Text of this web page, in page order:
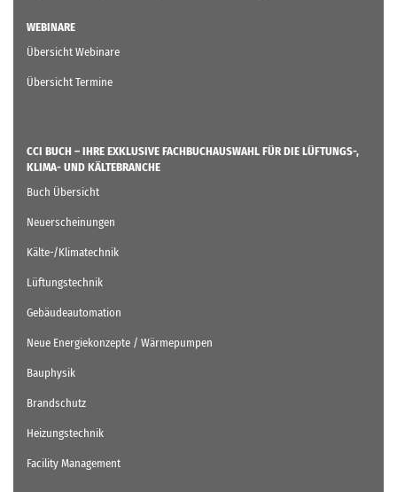
WEBINARE
Übersicht Webinare
Übersicht Termine
CCI BUCH – IHRE EXKLUSIVE FACHBUCHAUSWAHL FÜR DIE LÜFTUNGS-,
KLIMA- UND KÄLTEBRANCHE
Buch Übersicht
Neuerscheinungen
Kälte-/Klimatechnik
Lüftungstechnik
Gebäudeautomation
Neue Energiekonzepte / Wärmepumpen
Bauphysik
Brandschutz
Heizungstechnik
Facility Management